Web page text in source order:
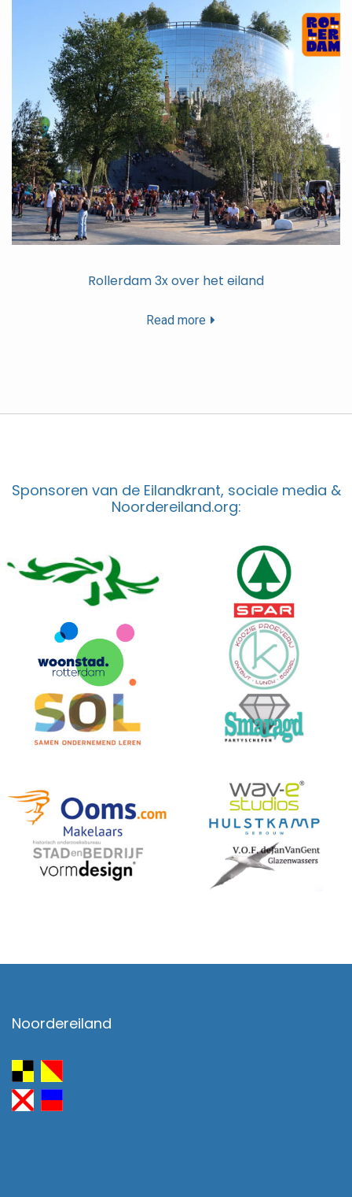
Rollerdam 3x over het eiland
Read more
Sponsoren van de Eilandkrant, sociale media &
Noordereiland.org:
Noordereiland